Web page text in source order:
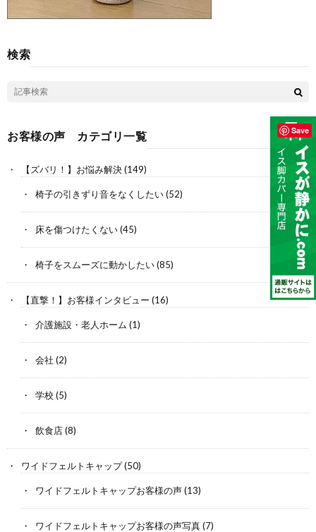
検索
お客様の声 カテゴリ一覧
【ズバリ！】お悩み解決(149)
椅子の引きずり音をなくしたい(52)
床を傷つけたくない(45)
椅子をスムーズに動かしたい(85)
【直撃！】お客様インタビュー (16)
介護施設・老人ホーム (1)
会社 (2)
学校 (5)
飲食店(8)
ワイドフェルトキャップ(50)
ワイドフェルトキャップお客様の声(13)
ワイドフェルトキャップお客様の声写真(7)
Save